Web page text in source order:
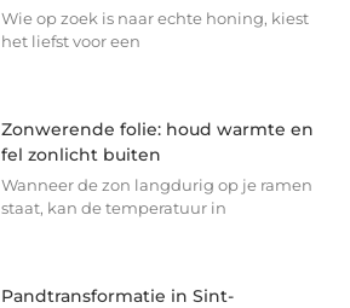
Wie op zoek is naar echte honing, kiest
het liefst voor een
Zonwerende folie: houd warmte en
fel zonlicht buiten
Wanneer de zon langdurig op je ramen
staat, kan de temperatuur in
Pandtransformatie in Sint-